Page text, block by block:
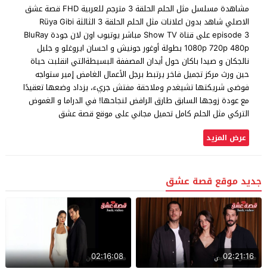
مشاهدة مسلسل مثل الحلم الحلقة 3 مترجم للعربية FHD قصة عشق
الاصلي شاهد بدون اعلانات مثل الحلم الحلقة 3 الثالثة Rüya Gibi
episode 3 على قناة Show TV مباشر يوتيوب اون لان جودة BluRay
1080p 720p 480p بطولة أوغور جونيش و احسان ايروغلو و جليل
نالجكان و صيدا باكان حول أيدان المصففة البسيطةالتي انقلبت حياة
حين ورث مركز تجميل فاخر يرتبط برجل الأعمال الغامض إمير ستواجه
فوضى شريكتها تشيغدم وملاحقة مفتش جريء، يزداد وضعها تعقيدًا
مع عودة زوجها السابق طارق الرافض لنجاحها! في الدراما و الغموض
التركي مثل الحلم كامل تحميل مجاني على موقع قصة عشق
عرض المزيد
جديد موقع قصة عشق
02:21:16
02:16:08